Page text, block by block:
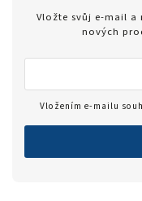
Vložte svůj e-mail a
nových
Vložením e-mailu